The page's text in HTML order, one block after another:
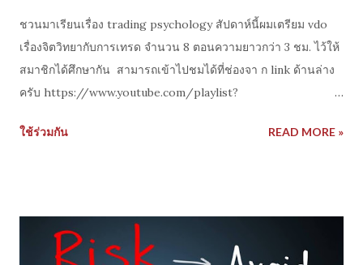
ชวนมาเรียนเรื่อง trading psychology สัปดาห์นี้ผมเตรียม vdo
เรื่องจิตวิทยากับการเทรด จำนวน 8 ตอนความยาวกว่า 3 ชม. ไว้ให้
สมาชิกได้ศึกษากัน สามารถเข้าไปชมได้ที่ช่องจา ก link ด้านล่าง
ครับ https://www.youtube.com/playlist?
ใช้ร่วมกัน READ MORE »